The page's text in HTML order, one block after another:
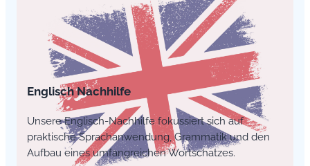
Englisch Nachhilfe
Unsere Englisch-Nachhilfe fokussiert sich auf
praktische Sprachanwendung, Grammatik und den
Aufbau eines umfangreichen Wortschatzes.